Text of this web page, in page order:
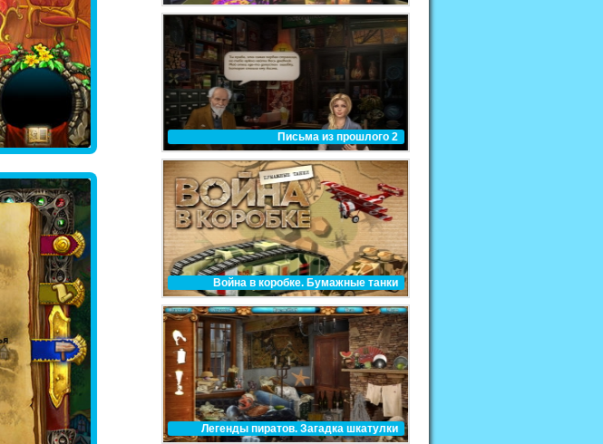
Письма из прошлого 2
Война в коробке. Бумажные танки
Легенды пиратов. Загадка шкатулки